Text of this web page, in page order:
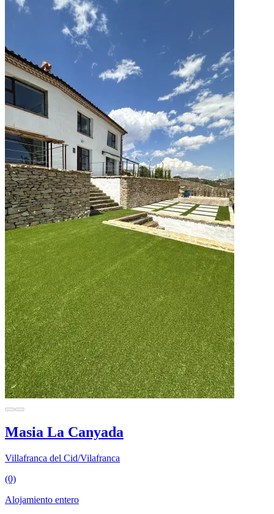
Masia La Canyada
Villafranca del Cid/Vilafranca
(0)
Alojamiento entero